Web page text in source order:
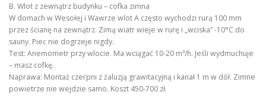
B. Wlot z zewnątrz budynku – cofka zimna
W domach w Wesołej i Wawrze wlot A często wychodzi rurą 100 mm
przez ścianę na zewnątrz. Zimą wiatr wieje w rurę i „wciska” -10°C do
sauny. Piec nie dogrzeje nigdy.
Test: Anemometr przy wlocie. Ma wciągać 10-20 m³/h. Jeśli wydmuchuje
– masz cofkę.
Naprawa: Montaż czerpni z żaluzją grawitacyjną i kanał 1 m w dół. Zimne
powietrze nie wejdzie samo. Koszt 450-700 zł.